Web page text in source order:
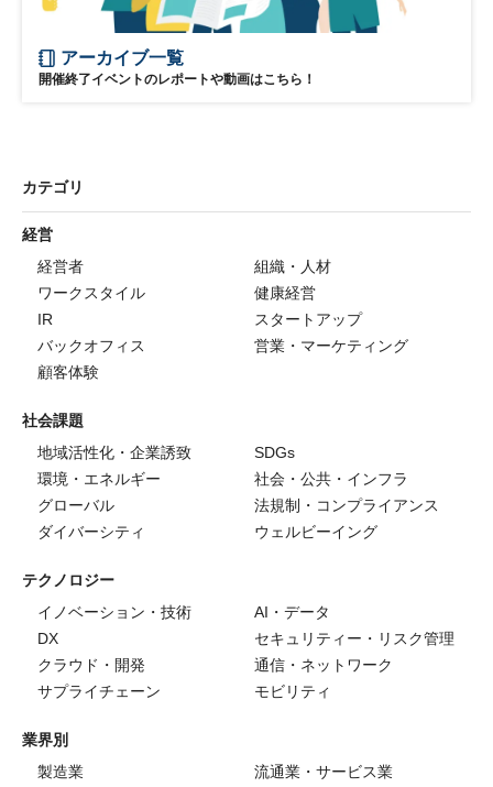
アーカイブ一覧
開催終了イベントのレポートや動画はこちら！
カテゴリ
経営
経営者
組織・人材
ワークスタイル
健康経営
IR
スタートアップ
バックオフィス
営業・マーケティング
顧客体験
社会課題
地域活性化・企業誘致
SDGs
環境・エネルギー
社会・公共・インフラ
グローバル
法規制・コンプライアンス
ダイバーシティ
ウェルビーイング
テクノロジー
イノベーション・技術
AI・データ
DX
セキュリティー・リスク管理
クラウド・開発
通信・ネットワーク
サプライチェーン
モビリティ
業界別
製造業
流通業・サービス業